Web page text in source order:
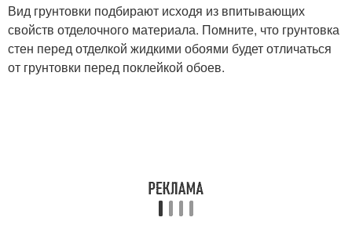
Вид грунтовки подбирают исходя из впитывающих
свойств отделочного материала. Помните, что грунтовка
стен перед отделкой жидкими обоями будет отличаться
от грунтовки перед поклейкой обоев.